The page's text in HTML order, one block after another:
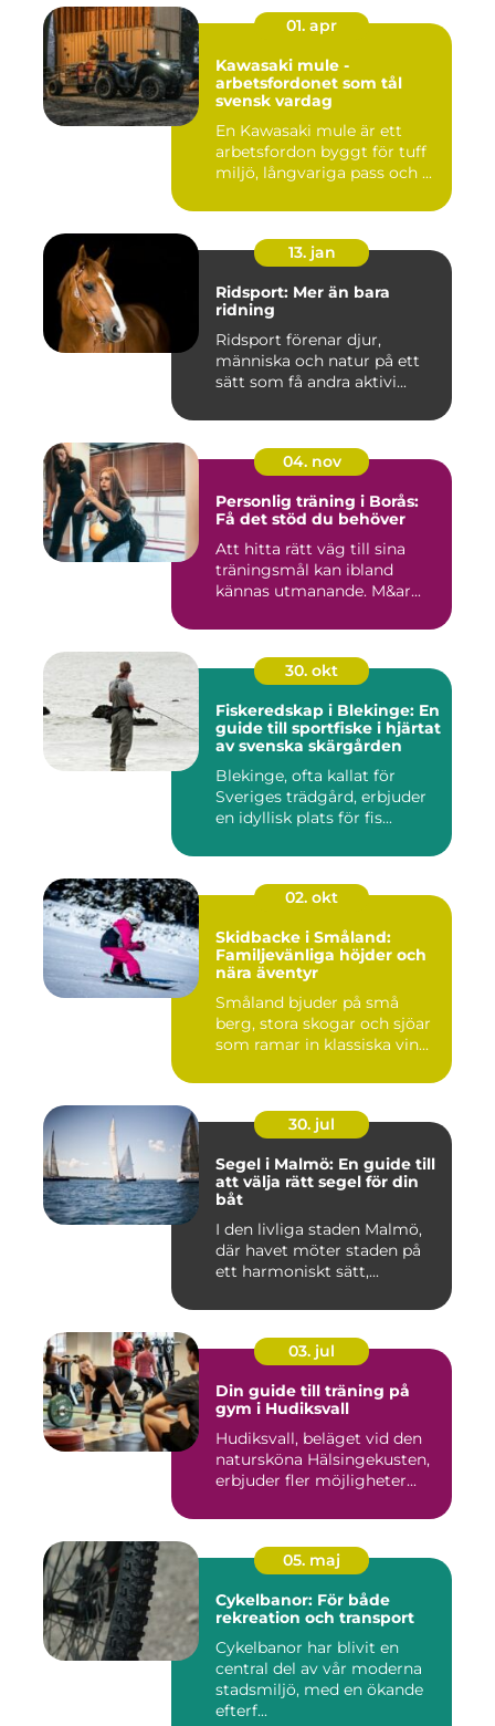
01. apr
Kawasaki mule -
arbetsfordonet som tål
svensk vardag
En Kawasaki mule är ett
arbetsfordon byggt för tuff
miljö, långvariga pass och ...
13. jan
Ridsport: Mer än bara
ridning
Ridsport förenar djur,
människa och natur på ett
sätt som få andra aktivi...
04. nov
Personlig träning i Borås:
Få det stöd du behöver
Att hitta rätt väg till sina
träningsmål kan ibland
kännas utmanande. M&ar...
30. okt
Fiskeredskap i Blekinge: En
guide till sportfiske i hjärtat
av svenska skärgården
Blekinge, ofta kallat för
Sveriges trädgård, erbjuder
en idyllisk plats för fis...
02. okt
Skidbacke i Småland:
Familjevänliga höjder och
nära äventyr
Småland bjuder på små
berg, stora skogar och sjöar
som ramar in klassiska vin...
30. jul
Segel i Malmö: En guide till
att välja rätt segel för din
båt
I den livliga staden Malmö,
där havet möter staden på
ett harmoniskt sätt,...
03. jul
Din guide till träning på
gym i Hudiksvall
Hudiksvall, beläget vid den
natursköna Hälsingekusten,
erbjuder fler möjligheter...
05. maj
Cykelbanor: För både
rekreation och transport
Cykelbanor har blivit en
central del av vår moderna
stadsmiljö, med en ökande
efterf...